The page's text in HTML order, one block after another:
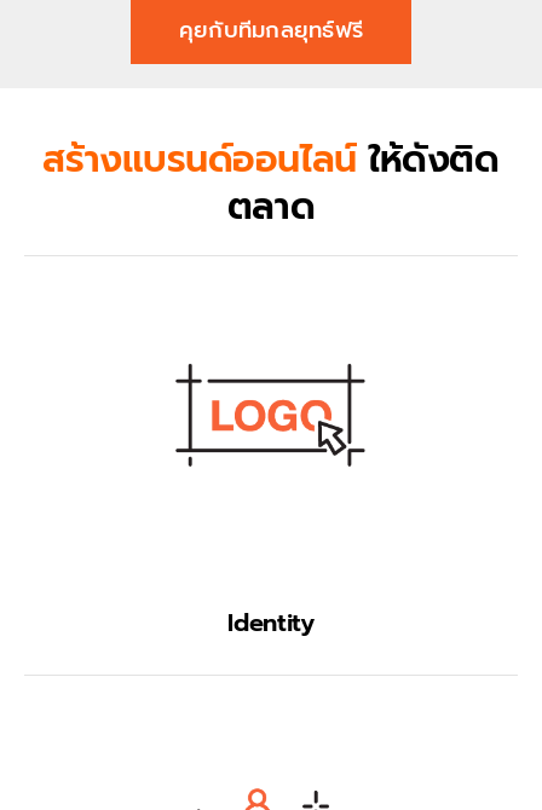
คุยกับทีมกลยุทธ์ฟรี
สร้างแบรนด์ออนไลน์ให้ดังติด
ตลาด
Identity